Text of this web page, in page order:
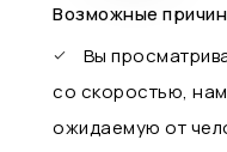
Возможные
Вы
со скоростью,
ожидаемую от